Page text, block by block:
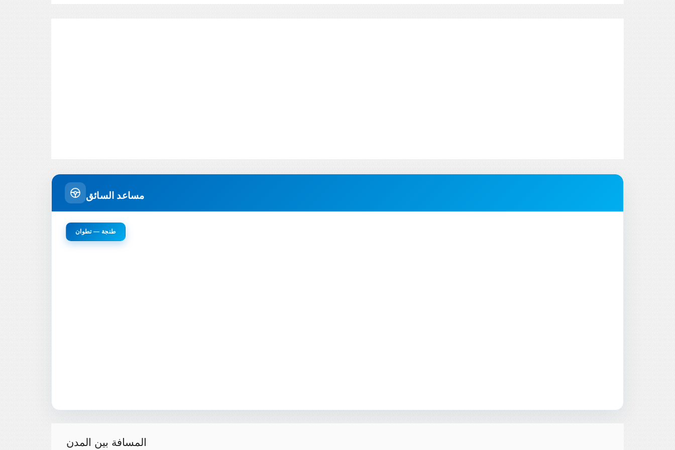
مساعد السائق
طنجة — تطوان
المسافة بين المدن